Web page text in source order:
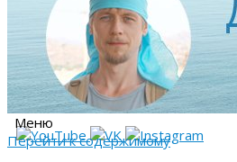
Меню
Перейти к содержимому